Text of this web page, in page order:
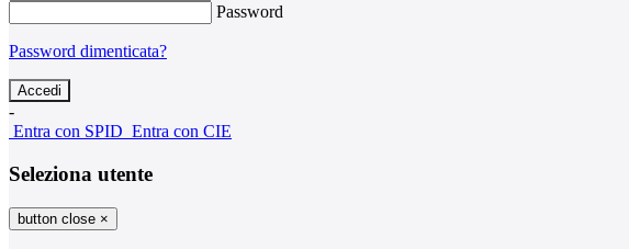
Password
Password dimenticata?
-
Entra con SPID Entra con CIE
Seleziona utente
button close ×